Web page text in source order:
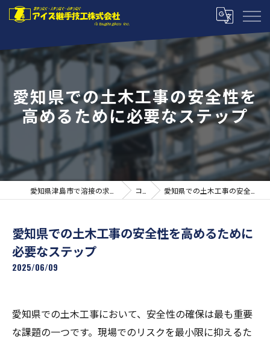
愛知県での土木工事の安全性を
高めるために必要なステップ
コラム 愛知県での土木工事の安全性を高めるために必要なステップ
愛知県での土木工事の安全性を高めるために
必要なステップ
2025/06/09
愛知県での土木工事において、安全性の確保は最も重要
な課題の一つです。現場でのリスクを最小限に抑えるた